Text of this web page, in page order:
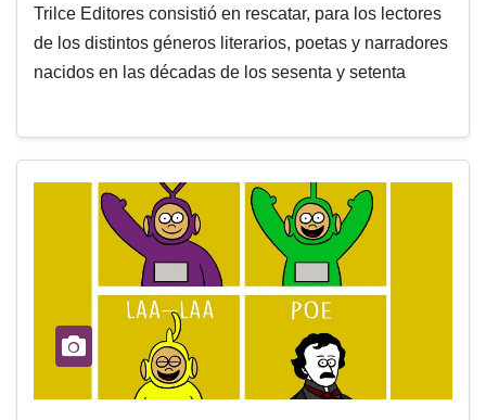
Trilce Editores consistió en rescatar, para los lectores
de los distintos géneros literarios, poetas y narradores
nacidos en las décadas de los sesenta y setenta